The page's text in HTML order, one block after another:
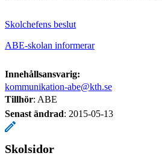
Skolchefens beslut
ABE-skolan informerar
Innehållsansvarig:
kommunikation-abe@kth.se
Tillhör: ABE
Senast ändrad: 2015-05-13
Skolsidor